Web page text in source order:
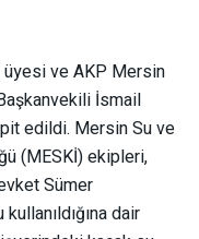
ve AKP Mersin
İsmail
edildi. Mersin Su ve
(MESKİ) ekipleri,
Sümer
dair